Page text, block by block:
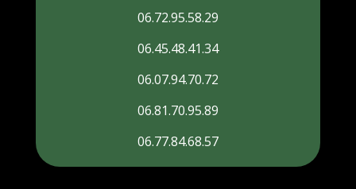
06.72.95.58.29
06.45.48.41.34
06.07.94.70.72
06.81.70.95.89
06.77.84.68.57